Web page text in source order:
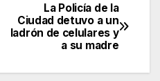
La Policía de la
Ciudad detuvo a un
ladrón de celulares y
a su madre